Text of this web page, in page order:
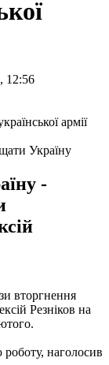
12:56
Україну
-
вторгнення
Резніков на
роботу, наголосив